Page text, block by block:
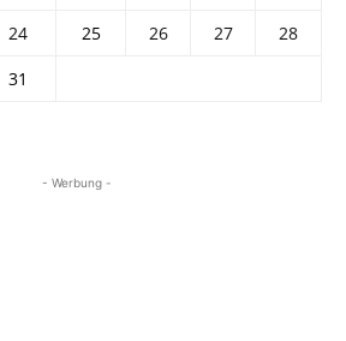
24 25 26 27
28
31
- Werbung -